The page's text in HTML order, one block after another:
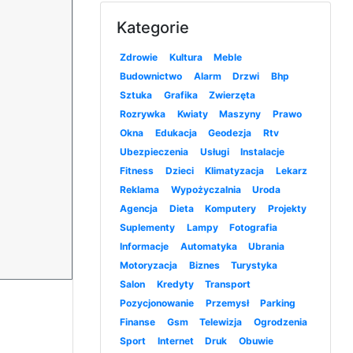
Kategorie
Zdrowie Kultura
Meble
Budownictwo
Alarm Drzwi
Bhp
Sztuka
Grafika
Zwierzęta
Rozrywka
Kwiaty Maszyny
Prawo
Okna
Edukacja Geodezja
Rtv
Ubezpieczenia
Usługi
Instalacje
Fitness
Dzieci Klimatyzacja
Lekarz
Reklama
Wypożyczalnia
Uroda
Agencja
Dieta Komputery
Projekty
Suplementy
Lampy
Fotografia
Informacje
Automatyka
Ubrania
Motoryzacja
Biznes
Turystyka
Salon
Kredyty
Transport
Pozycjonowanie
Przemysł
Parking
Finanse
Gsm Telewizja
Ogrodzenia
Sport
Internet Druk Obuwie